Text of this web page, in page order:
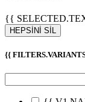
{{
HEPSİNİ SİL
{{